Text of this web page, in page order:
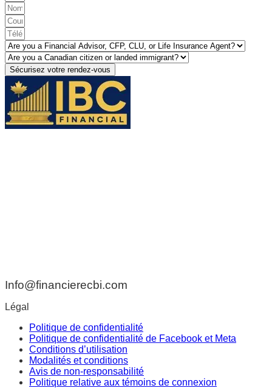
Sécurisez votre rendez-vous
Info@financierecbi.com
Légal
Politique de confidentialité
Politique de confidentialité de Facebook et Meta
Conditions d’utilisation
Modalités et conditions
Avis de non-responsabilité
Politique relative aux témoins de connexion